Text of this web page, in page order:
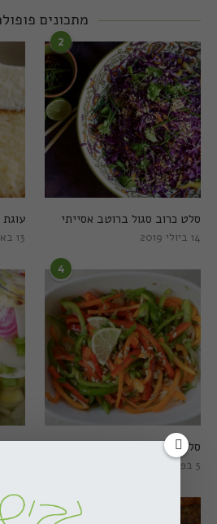
מתכונים
13 באפריל 2019
2
סלט כרוב סגול ברוטב אסייתי
14 ביולי 2019
4
סלט פלפלים טרי וצבעוני
5 בפברואר 2021